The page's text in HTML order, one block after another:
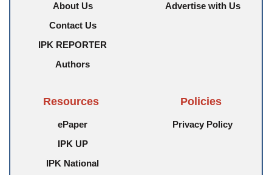
About Us
Contact Us
IPK REPORTER
Authors
Advertise with Us
Resources
ePaper
IPK UP
IPK National
Policies
Privacy Policy